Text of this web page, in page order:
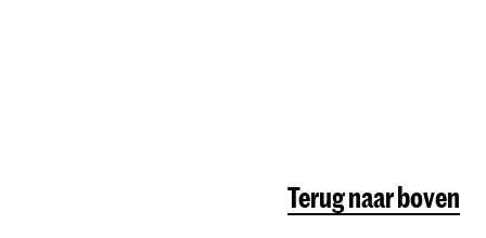
Terug naar boven